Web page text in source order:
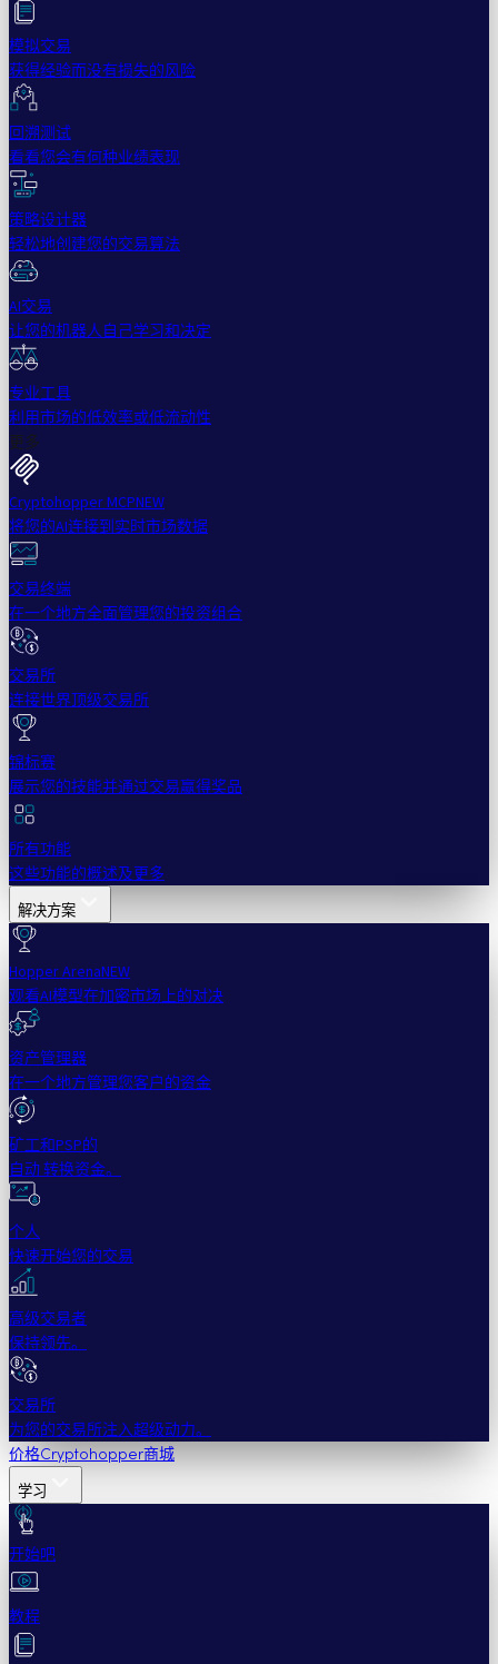
模拟交易
获得经验而没有损失的风险
回溯测试
看看您会有何种业绩表现
策略设计器
轻松地创建您的交易算法
AI交易
让您的机器人自己学习和决定
专业工具
利用市场的低效率或低流动性
更多
Cryptohopper MCPNEW
将您的AI连接到实时市场数据
交易终端
在一个地方全面管理您的投资组合
交易所
连接世界顶级交易所
锦标赛
展示您的技能并通过交易赢得奖品
所有功能
这些功能的概述及更多
解决方案
Hopper ArenaNEW
观看AI模型在加密市场上的对决
资产管理器
在一个地方管理您客户的资金
矿工和PSP的
自动 转换资金。
个人
快速开始您的交易
高级交易者
保持领先。
交易所
为您的交易所注入超级动力。
价格Cryptohopper商城
学习
开始吧
教程